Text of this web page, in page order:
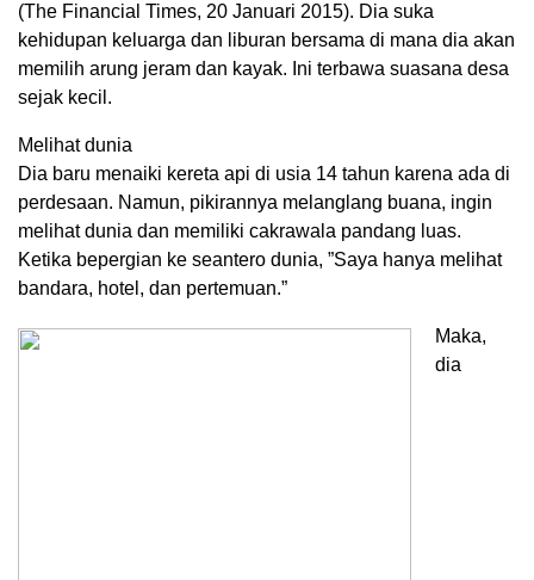
(The Financial Times, 20 Januari 2015). Dia suka
kehidupan keluarga dan liburan bersama di mana dia akan
memilih arung jeram dan kayak. Ini terbawa suasana desa
sejak kecil.
Melihat dunia
Dia baru menaiki kereta api di usia 14 tahun karena ada di
perdesaan. Namun, pikirannya melanglang buana, ingin
melihat dunia dan memiliki cakrawala pandang luas.
Ketika bepergian ke seantero dunia, ”Saya hanya melihat
bandara, hotel, dan pertemuan.”
Maka,
dia